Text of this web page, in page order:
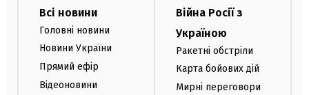
Всі новини
Головні новини
Новини України
Прямий ефір
Відеоновини
Війна Росії з
Україною
Ракетні обстріли
Карта бойових дій
Мирні переговори